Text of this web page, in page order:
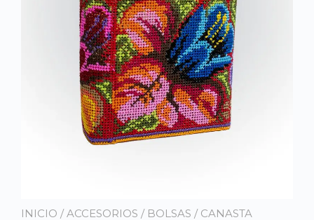
INICIO /ACCESORIOS / BOLSAS / CANASTA